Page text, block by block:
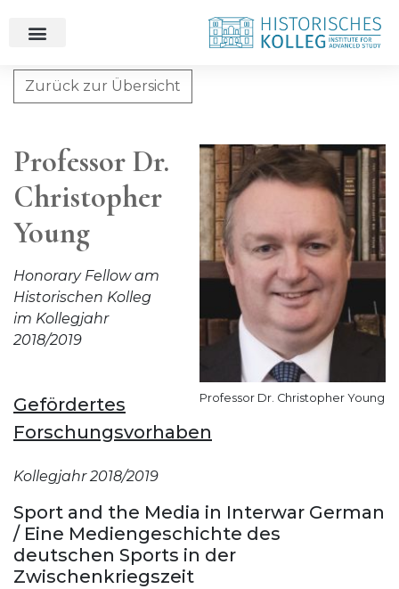
Zurück zur Übersicht
Professor Dr. Christopher Young
Professor Dr. Christopher Young
Professor Dr.
Christopher
Young
Honorary Fellow am
Historischen Kolleg
im Kollegjahr
2018/2019
Gefördertes
Forschungsvorhaben
Kollegjahr 2018/2019
Sport and the Media in Interwar German
/ Eine Mediengeschichte des
deutschen Sports in der
Zwischenkriegszeit